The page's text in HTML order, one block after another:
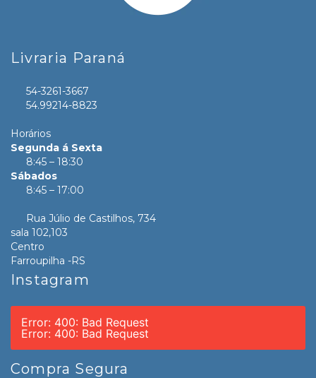
Livraria Paraná
54-3261-3667
54.99214-8823
Horários
Segunda á Sexta
8:45 – 18:30
Sábados
8:45 – 17:00
Rua Júlio de Castilhos, 734
sala 102,103
Centro
Farroupilha -RS
Instagram
Error: 400: Bad Request
Error: 400: Bad Request
Compra Segura